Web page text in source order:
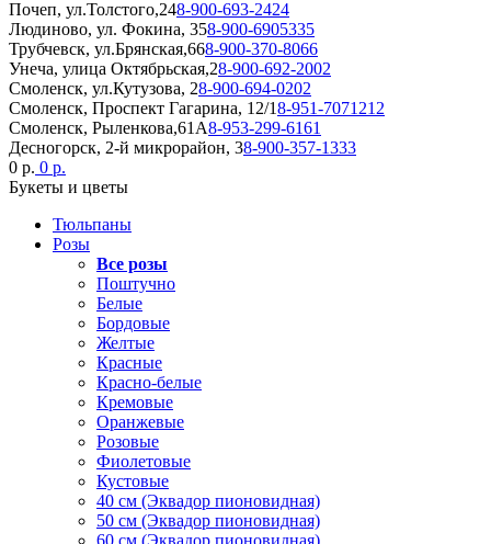
Почеп, ул.Толстого,248-900-693-2424
Людиново, ул. Фокина, 358-900-6905335
Трубчевск, ул.Брянская,668-900-370-8066
Унеча, улица Октябрьская,28-900-692-2002
Смоленск, ул.Кутузова, 28-900-694-0202
Смоленск, Проспект Гагарина, 12/18-951-7071212
Смоленск, Рыленкова,61А8-953-299-6161
Десногорск, 2-й микрорайон, 38-900-357-1333
0 р. 0 р.
Букеты и цветы
Тюльпаны
Розы
Все розы
Поштучно
Белые
Бордовые
Желтые
Красные
Красно-белые
Кремовые
Оранжевые
Розовые
Фиолетовые
Кустовые
40 см (Эквадор пионовидная)
50 см (Эквадор пионовидная)